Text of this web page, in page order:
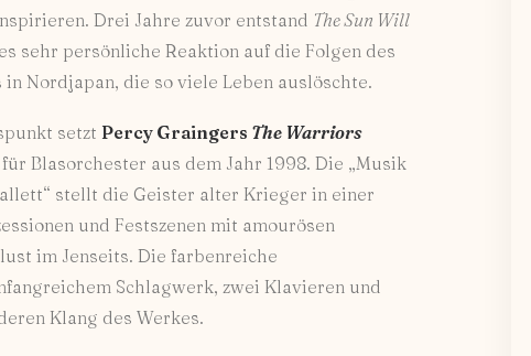
Drei Jahre zuvor entstand The Sun Will
sehr persönliche Reaktion auf die Folgen des
Nordjapan, die so viele Leben auslöschte.
setzt Percy Graingers The Warriors
für Blasorchester aus dem Jahr 1998. Die „Musik
stellt die Geister alter Krieger in einer
und Festszenen mit amourösen
im Jenseits. Die farbenreiche
Schlagwerk, zwei Klavieren und
Klang des Werkes.